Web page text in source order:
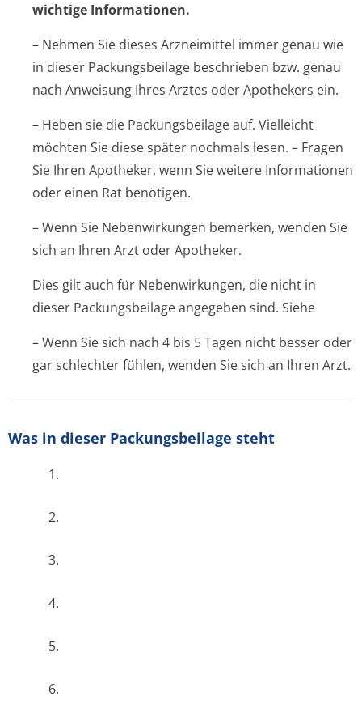
wichtige Informationen.
– Nehmen Sie dieses Arzneimittel immer genau wie
in dieser Packungsbeilage beschrieben bzw. genau
nach Anweisung Ihres Arztes oder Apothekers ein.
– Heben sie die Packungsbeilage auf. Vielleicht
möchten Sie diese später nochmals lesen. – Fragen
Sie Ihren Apotheker, wenn Sie weitere Informationen
oder einen Rat benötigen.
– Wenn Sie Nebenwirkungen bemerken, wenden Sie
sich an Ihren Arzt oder Apotheker.
Dies gilt auch für Nebenwirkungen, die nicht in
dieser Packungsbeilage angegeben sind. Siehe
– Wenn Sie sich nach 4 bis 5 Tagen nicht besser oder
gar schlechter fühlen, wenden Sie sich an Ihren Arzt.
Was in dieser Packungsbeilage steht
1.
2.
3.
4.
5.
6.